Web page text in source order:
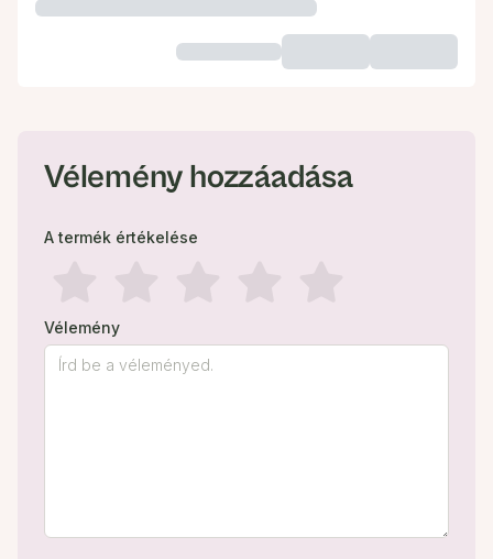
Vélemény hozzáadása
A termék értékelése
Vélemény